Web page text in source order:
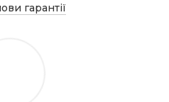
гарантії